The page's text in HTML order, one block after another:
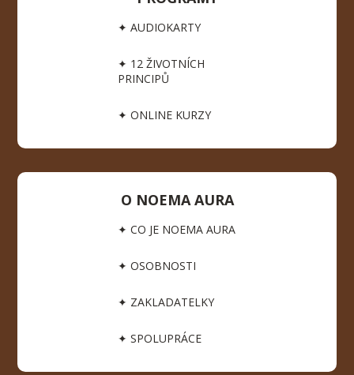
✦ AUDIOKARTY
✦ 12 ŽIVOTNÍCH
PRINCIPŮ
✦ ONLINE KURZY
O NOEMA AURA
✦ CO JE NOEMA AURA
✦ OSOBNOSTI
✦ ZAKLADATELKY
✦ SPOLUPRÁCE